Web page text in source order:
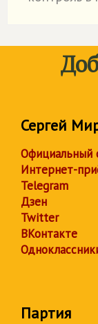
Сергей
Официальный
Интернет-
Telegram
Дзен
Twitter
ВКонтакте
Партия